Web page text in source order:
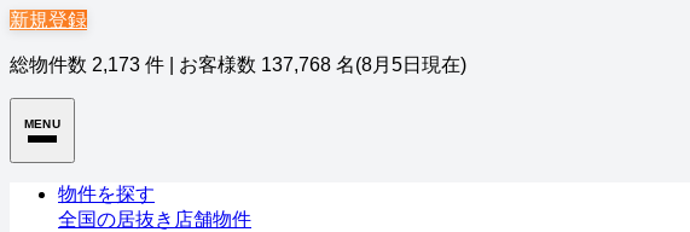
新規登録
総物件数 2,173 件 お客様数 137,768 名(8月5日現在)
MENU
物件を探す
全国の居抜き店舗物件